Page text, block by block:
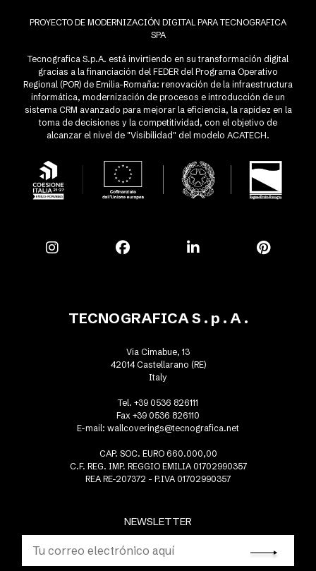
PROYECTO DE MODERNIZACIÓN DIGITAL PARA TECNOGRAFICA
SPA
Tecnografica S.p.A. está invirtiendo en su transformación digital
gracias a la financiación del FEDER del Programa Operativo
Regional (POR) de Emilia-Romaña: renovación de la infraestructura
informática, modernización de procesos e introducción de un
sistema CRM avanzado para mejorar la eficiencia, la rapidez en la
toma de decisiones y la competitividad, con el objetivo de
alcanzar el nivel de "Visibilidad" del modelo ACATECH.
NEWSLETTER
TECNOGRAFICA S . p . A .
Via Cimabue, 13
42014 Castellarano (RE)
Italy
Tel. +39 0536 826111
Fax +39 0536 826110
E-mail: wallcoverings@tecnografica.net
CAP. SOC. EURO 660.000,00
C.F. REG. IMP. REGGIO EMILIA 01702990357
REA RE-207372 - P.IVA 01702990357